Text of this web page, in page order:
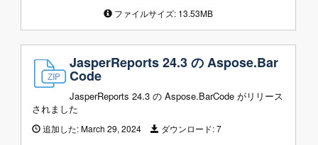
ファイルサイズ: 13.53MB
JasperReports 24.3 の Aspose.Bar
Code
JasperReports 24.3 の Aspose.BarCode がリリース
されました
追加した:March 29, 2024 ダウンロード:7